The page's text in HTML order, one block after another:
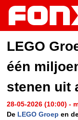
LEGO
één
stenen uit
28-05-2026 (10:00) -
De LEGO Groep en